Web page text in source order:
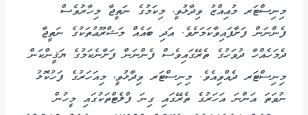
މިނިސްޓަރ މުޢިއްޒު ވިދާޅުވީ، މިކަމުގެ ނަތީޖާ މިހާރުވެސް
ފެންނަން ފަށާފައިވާކަމަށެވެ. އަދި ބައެއް މަޝްރޫޢުތަކުގެ ނަތީޖާ
ދެމަހެއްހާ ދުވަހުގެ ތެރޭގައިވެސް ފެންނަން ފަށާނެކަމުގެ ޔަޤީންކަން
މިނިސްޓަރ ދެއްވިއެވެ. މިނިސްޓަރ ވިދާޅުވީ، މިއަހަރުގެ ފަހުކޮޅު
ނުވަތަ އަންނަ އަހަރުގެ ތެރޭގައި ގިނަ ފްލެޓްތަކުގައި މީހުން